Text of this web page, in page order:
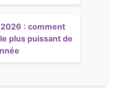
: comment
plus puissant de